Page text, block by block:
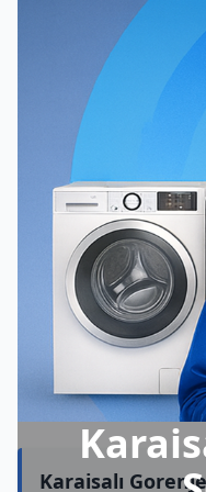
Karaisalı